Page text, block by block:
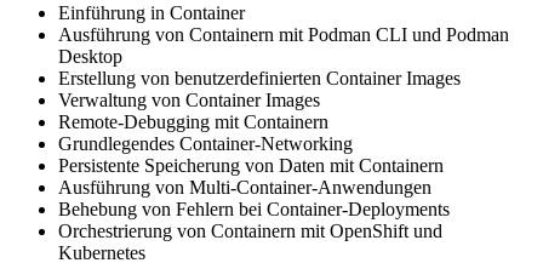
Einführung in Container
Ausführung von Containern mit Podman CLI und Podman
Desktop
Erstellung von benutzerdefinierten Container Images
Verwaltung von Container Images
Remote-Debugging mit Containern
Grundlegendes Container-Networking
Persistente Speicherung von Daten mit Containern
Ausführung von Multi-Container-Anwendungen
Behebung von Fehlern bei Container-Deployments
Orchestrierung von Containern mit OpenShift und
Kubernetes